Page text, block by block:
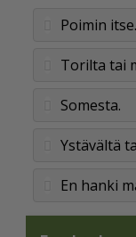
Poimin itse.
Torilta tai
Somesta.
Ystävältä
En hanki